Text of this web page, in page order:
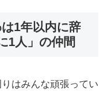
は1年以内に辞
1人」の仲間
はみんな頑張ってい